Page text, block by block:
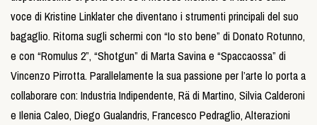
voce di Kristine Linklater che diventano i strumenti principali del suo
bagaglio. Ritorna sugli schermi con “Io sto bene” di Donato Rotunno,
e con “Romulus 2”, “Shotgun” di Marta Savina e “Spaccaossa” di
Vincenzo Pirrotta. Parallelamente la sua passione per l’arte lo porta a
collaborare con: Industria Indipendente, Rä di Martino, Silvia Calderoni
e Ilenia Caleo, Diego Gualandris, Francesco Pedraglio, Alterazioni